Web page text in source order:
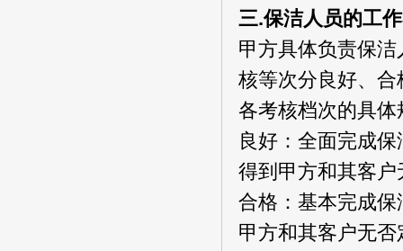
三.保洁人员的工
甲方具体负责保
核等次分良好、
各考核档次的具体
良好：全面完成
得到甲方和其客
合格：基本完成
甲方和其客户无